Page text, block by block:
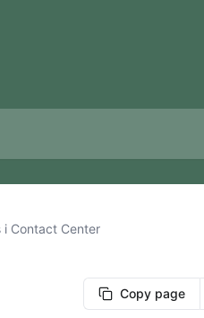
i Contact Center
Copy page